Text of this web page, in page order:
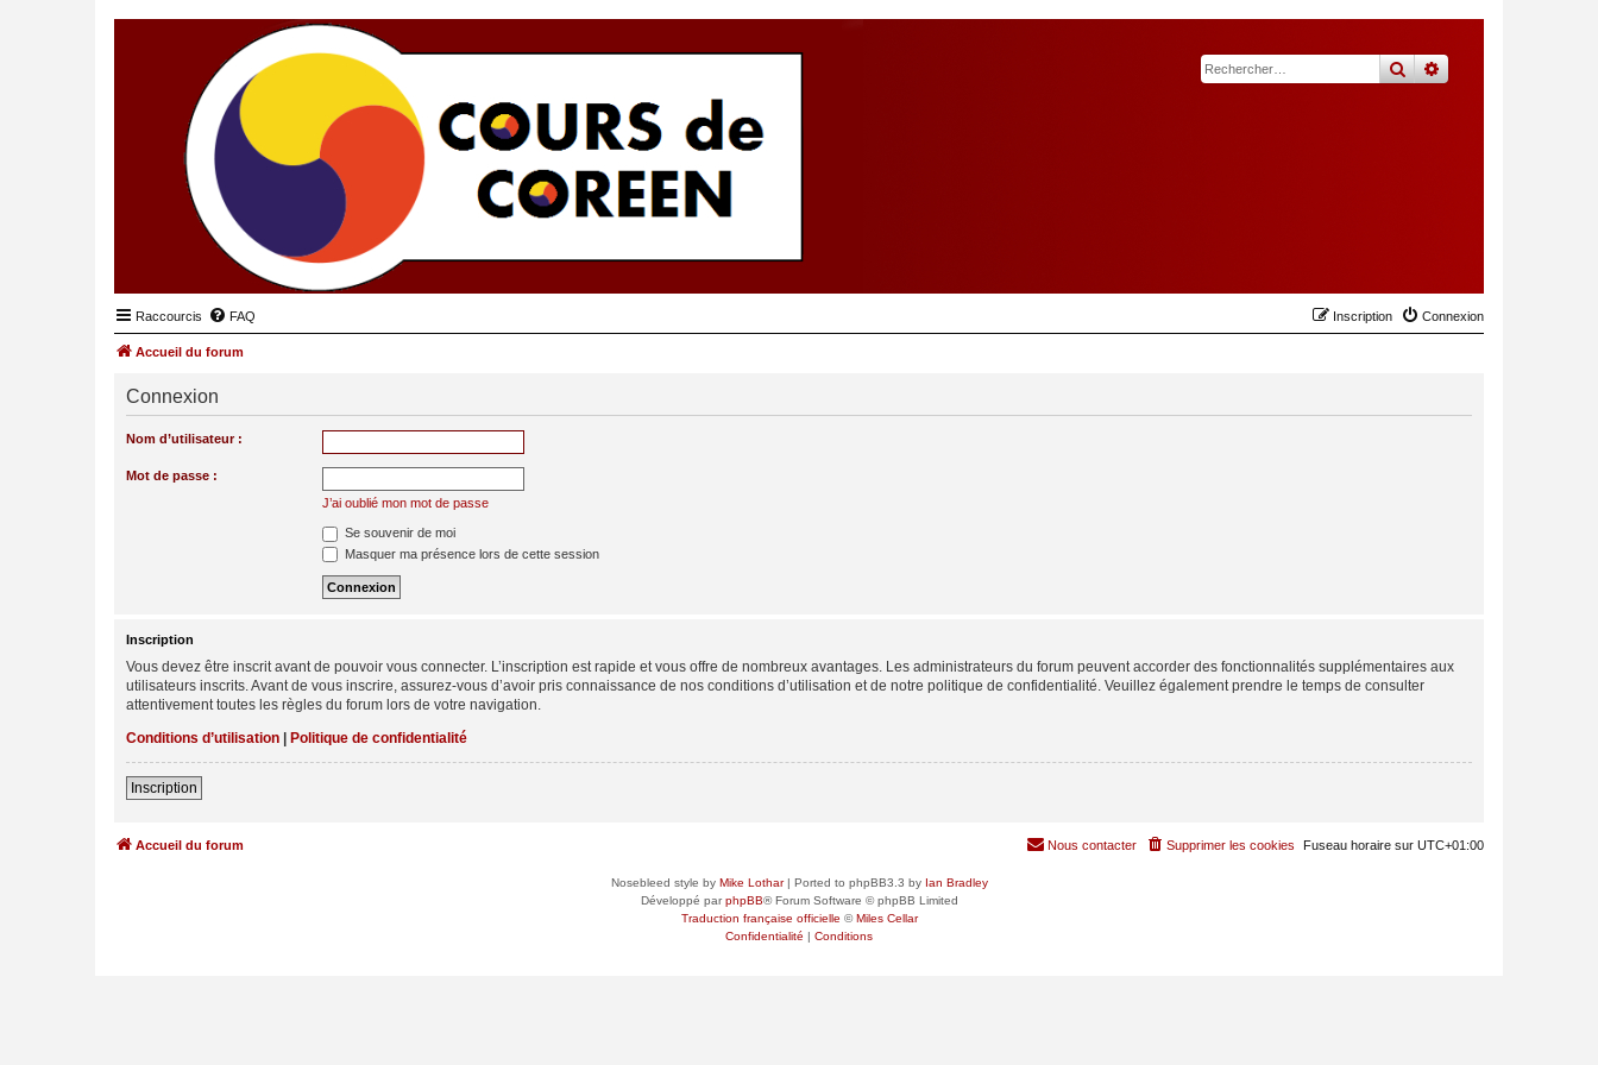
rechercher
recherche
Raccourcis FAQ Connexion
Inscription
Accueil du forum
Connexion
Nom d’utilisateur :
Mot de passe :
J’ai oublié mon mot de passe
Se souvenir de moi
Masquer ma présence lors de cette session
Inscription
Vous devez être inscrit avant de pouvoir vous connecter. L’inscription est rapide et vous offre de nombreux avantages. Les administrateurs du forum peuvent accorder des fonctionnalités supplémentaires aux
utilisateurs inscrits. Avant de vous inscrire, assurez-vous d’avoir pris connaissance de nos conditions d’utilisation et de notre politique de confidentialité. Veuillez également prendre le temps de consulter
attentivement toutes les règles du forum lors de votre navigation.
Conditions d’utilisation | Politique de confidentialité
Inscription
Accueil du forum Fuseau horaire sur UTC+01:00
Supprimer les cookies
Nous contacter
Nosebleed style by Mike Lothar| Ported to phpBB3.3 by Ian Bradley
Développé parphpBB® Forum Software © phpBB Limited
Traduction française officielle ©Miles Cellar
Confidentialité | Conditions